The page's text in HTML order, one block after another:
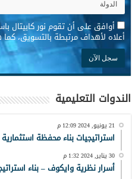
* أوافق على أن تقوم نور كابيتال
أعلاه لأهداف مرتبطة بالتسويق،
الندوات التعليمية
21 يونيو, 2024 12:09 م
استراتيجيات بناء محفظة
30 يناير, 2024 1:32 م
أسرار نظرية وايكوف – بناء